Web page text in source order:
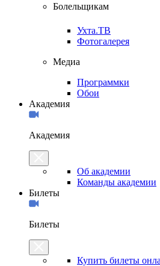
Болельщикам
Ухта.ТВ
Фотогалерея
Медиа
Программки
Обои
Академия
Академия
Об академии
Команды академии
Билеты
Билеты
Купить билеты